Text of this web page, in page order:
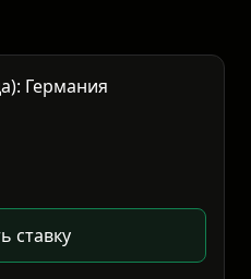
Германия
ставку